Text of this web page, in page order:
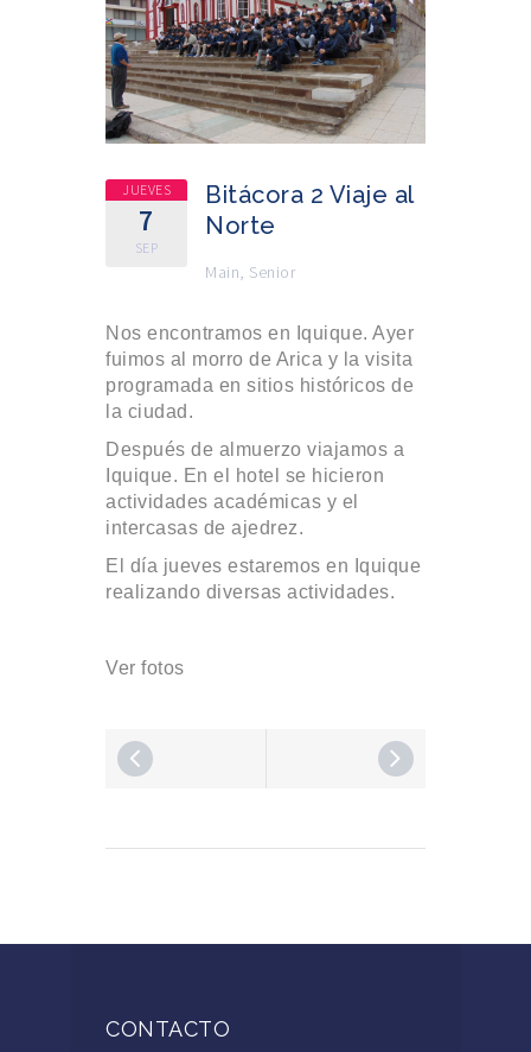
JUEVES
7
SEP
Bitácora 2 Viaje al
Norte
Main Senior
Nos encontramos en Iquique. Ayer
fuimos al morro de Arica y la visita
programada en sitios históricos de
la ciudad.
Después de almuerzo viajamos a
Iquique. En el hotel se hicieron
actividades académicas y el
intercasas de ajedrez.
El día jueves estaremos en Iquique
realizando diversas actividades.
Ver fotos
CONTACTO